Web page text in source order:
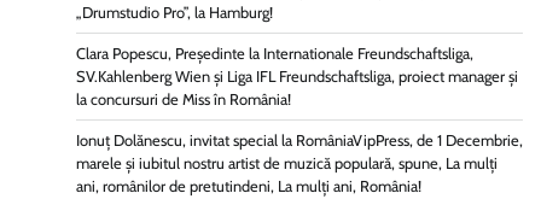
„Drumstudio Pro”, la Hamburg!
Clara Popescu, Președinte la Internationale Freundschaftsliga,
SV.Kahlenberg Wien şi Liga IFL Freundschaftsliga, proiect manager și
la concursuri de Miss în România!
Ionuț Dolănescu, invitat special la RomâniaVipPress, de 1 Decembrie,
marele și iubitul nostru artist de muzică populară, spune, La mulți
ani, românilor de pretutindeni, La mulți ani, România!